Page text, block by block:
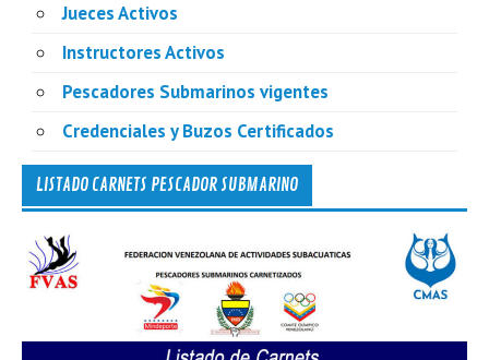
Jueces Activos
Instructores Activos
Pescadores Submarinos vigentes
Credenciales y Buzos Certificados
LISTADO CARNETS PESCADOR SUBMARINO